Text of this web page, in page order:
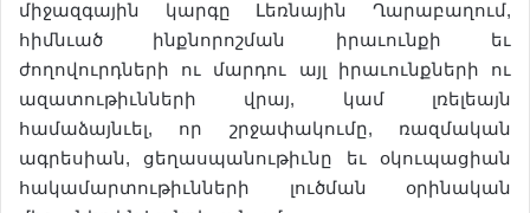
միջազգային կարգը Լեռնային Ղարաբաղում,
հիմնւած ինքնորոշման իրաւունքի եւ
ժողովուրդների ու մարդու այլ իրաւունքների ու
ազատութիւնների վրայ, կամ լռելեայն
համաձայնւել, որ շրջափակումը, ռազմական
ագրեսիան, ցեղասպանութիւնը եւ օկուպացիան
հակամարտութիւնների լուծման օրինական